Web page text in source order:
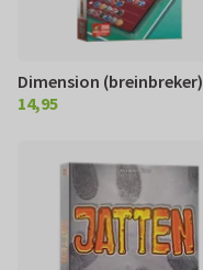
Dimension (breinbreker)
€ 14,95
14,95